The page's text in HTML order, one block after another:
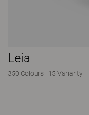
Leia
350 Colours | 15 Varianty